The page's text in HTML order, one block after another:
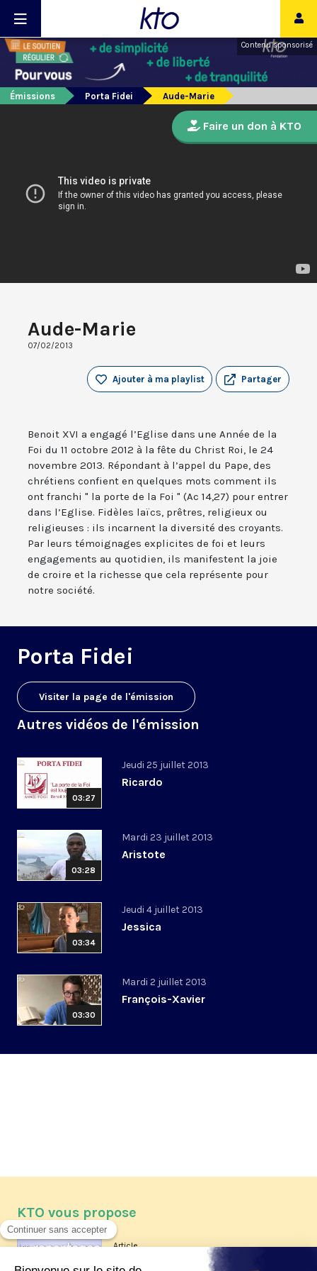
Contenu sponsorisé
Émissions Porta Fidei Aude-Marie
Aude-Marie
07/02/2013
Partager
Ajouter à ma playlist
Benoit XVI a engagé l’Eglise dans une Année de la
Foi du 11 octobre 2012 à la fête du Christ Roi, le 24
novembre 2013. Répondant à l’appel du Pape, des
chrétiens confient en quelques mots comment ils
ont franchi " la porte de la Foi " (Ac 14,27) pour entrer
dans l’Eglise. Fidèles laïcs, prêtres, religieux ou
religieuses : ils incarnent la diversité des croyants.
Par leurs témoignages explicites de foi et leurs
engagements au quotidien, ils manifestent la joie
de croire et la richesse que cela représente pour
notre société.
Porta Fidei
Visiter la page de l'émission
Autres vidéos de l'émission
03:27
Jeudi 25 juillet 2013
Ricardo
03:28
Mardi 23 juillet 2013
Aristote
03:34
Jeudi 4 juillet 2013
Jessica
03:30
Mardi 2 juillet 2013
François-Xavier
Faire un don à KTO
KTO vous propose
Article
Les reportages d'été 2026 de KTO